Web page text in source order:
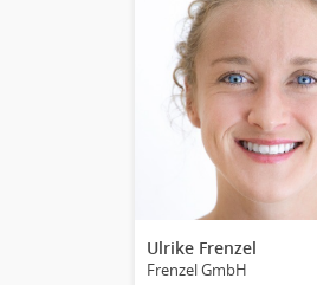
Ulrike Frenzel
Frenzel GmbH